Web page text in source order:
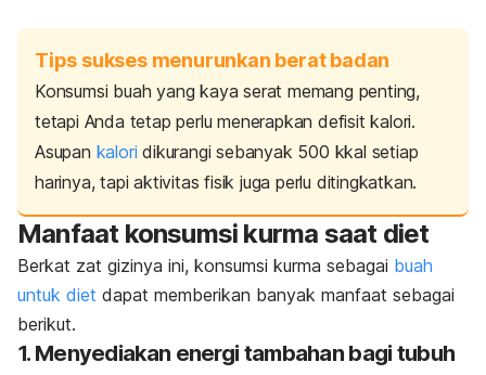
Tips sukses menurunkan berat badan
Konsumsi buah yang kaya serat memang penting,
tetapi Anda tetap perlu menerapkan defisit kalori.
Asupan kaloridikurangi sebanyak 500 kkal setiap
harinya, tapi aktivitas fisik juga perlu ditingkatkan.
Manfaat konsumsi kurma saat diet
Berkat zat gizinya ini, konsumsi kurma sebagai buah
untuk diet dapat memberikan banyak manfaat sebagai
berikut.
1. Menyediakan energi tambahan bagi tubuh